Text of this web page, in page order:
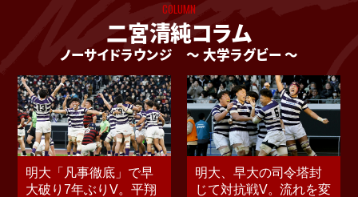
二宮清純コラム
ノーサイドラウンジ 〜 大学ラグビー 〜
COLUMN
明大「凡事徹底」で早
大破り7年ぶりV。平翔
明大、早大の司令塔封
じて対抗戦V。流れを変